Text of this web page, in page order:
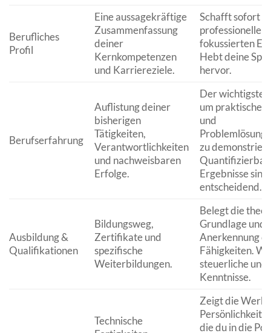
Berufliches
Profil
Eine aussagekräftige
Zusammenfassung
deiner
Kernkompetenzen
und Karriereziele.
Schafft sofort
professionellen
fokussierten
Hebt deine
hervor.
Berufserfahrung
Auflistung deiner
bisherigen
Tätigkeiten,
Verantwortlichkeiten
und nachweisbaren
Erfolge.
Der wichtigste
um praktische
und
zu
Ergebnisse
entscheidend.
Ausbildung &
Qualifikationen
Bildungsweg,
Zertifikate und
spezifische
Weiterbildungen.
Belegt die
Grundlage und
Anerkennung
Fähigkeiten.
steuerliche und
Kenntnisse.
Technische
Zeigt die
die du in die